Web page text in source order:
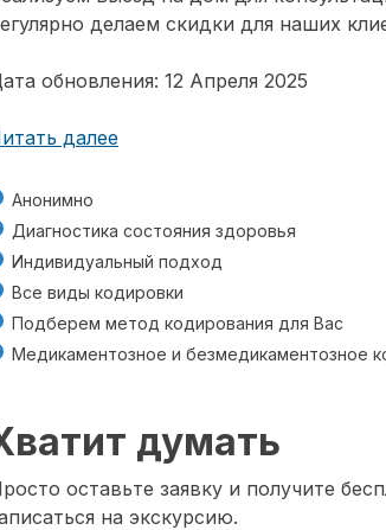
делаем скидки для наших
обновления: 12 Апреля 2025
далее
Анонимно
Диагностика состояния здоровья
Индивидуальный подход
Все виды кодировки
Подберем метод кодирования для Вас
Медикаментозное и безмедикаментозное
думать
оставьте заявку и получите
на экскурсию.